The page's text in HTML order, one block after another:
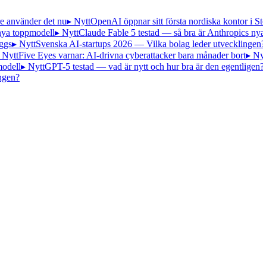
använder det nu▸ NyttOpenAI öppnar sitt första nordiska kontor i
toppmodell▸ NyttClaude Fable 5 testad — så bra är Anthropics
▸ NyttSvenska AI-startups 2026 — Vilka bolag leder
NyttFive Eyes varnar: AI-drivna cyberattacker bara månader bort▸
▸ NyttGPT-5 testad — vad är nytt och hur bra är den